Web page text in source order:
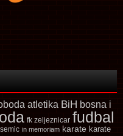
atletika BiH bosna i
fk zeljeznicar fudbal
in memoriam karate karate